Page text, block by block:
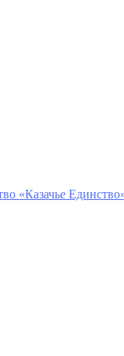
«Казачье